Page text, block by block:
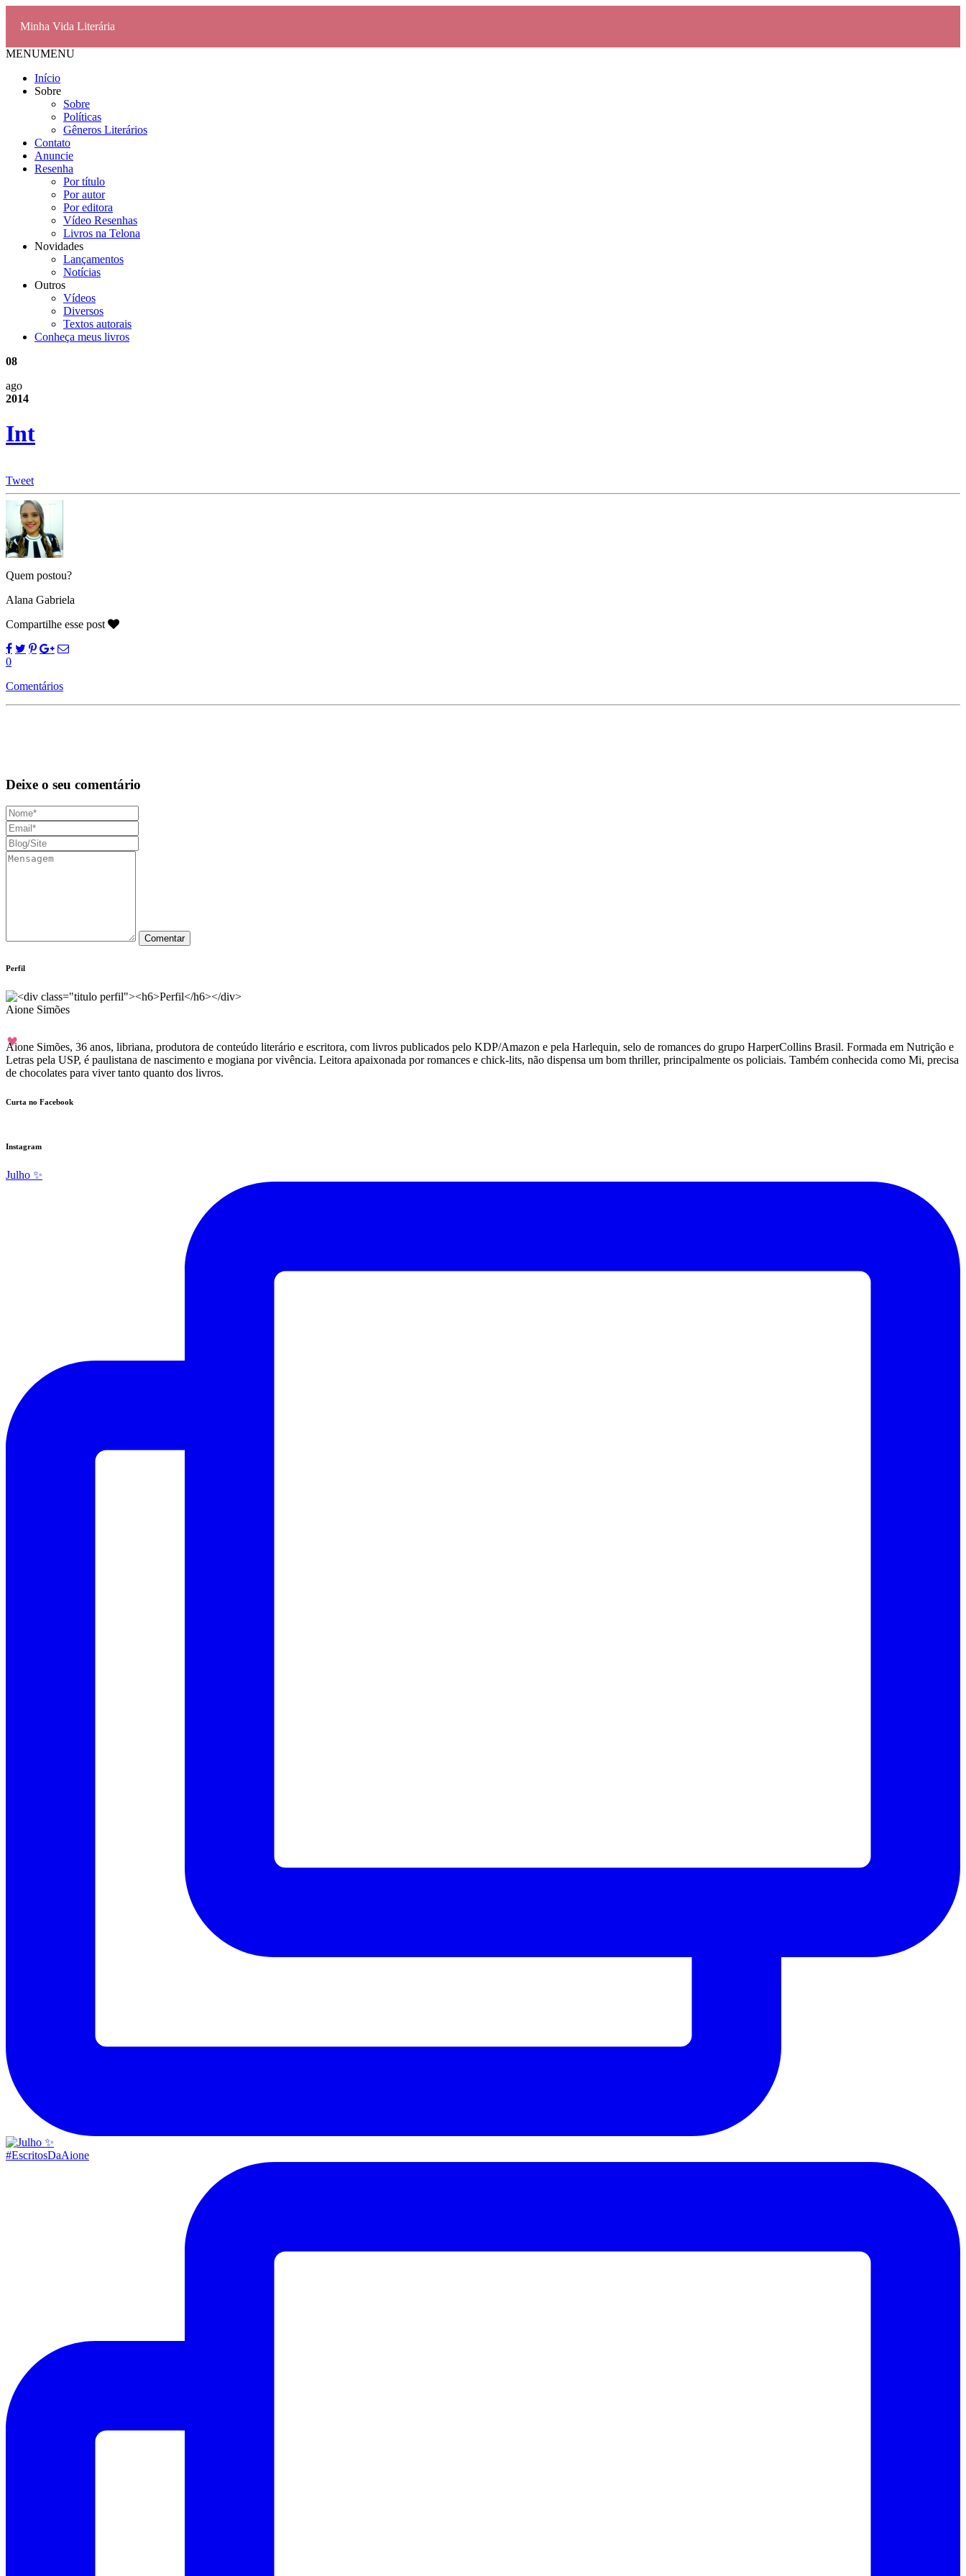
Minha Vida Literária
MENUMENU
Início
Sobre
Sobre
Políticas
Gêneros Literários
Contato
Anuncie
Resenha
Por título
Por autor
Por editora
Vídeo Resenhas
Livros na Telona
Novidades
Lançamentos
Notícias
Outros
Vídeos
Diversos
Textos autorais
Conheça meus livros
08
ago
2014
Int
Tweet
Quem postou?
Alana Gabriela
Compartilhe esse post
0
Comentários
Deixe o seu comentário
Perfil
Aione Simões
Aione Simões, 36 anos, libriana, produtora de conteúdo literário e escritora, com livros publicados pelo KDP/Amazon e pela Harlequin, selo de romances do grupo HarperCollins Brasil. Formada em Nutrição e
Letras pela USP, é paulistana de nascimento e mogiana por vivência. Leitora apaixonada por romances e chick-lits, não dispensa um bom thriller, principalmente os policiais. Também conhecida como Mi, precisa
de chocolates para viver tanto quanto dos livros.
Curta no Facebook
Instagram
Julho ✨
#EscritosDaAione